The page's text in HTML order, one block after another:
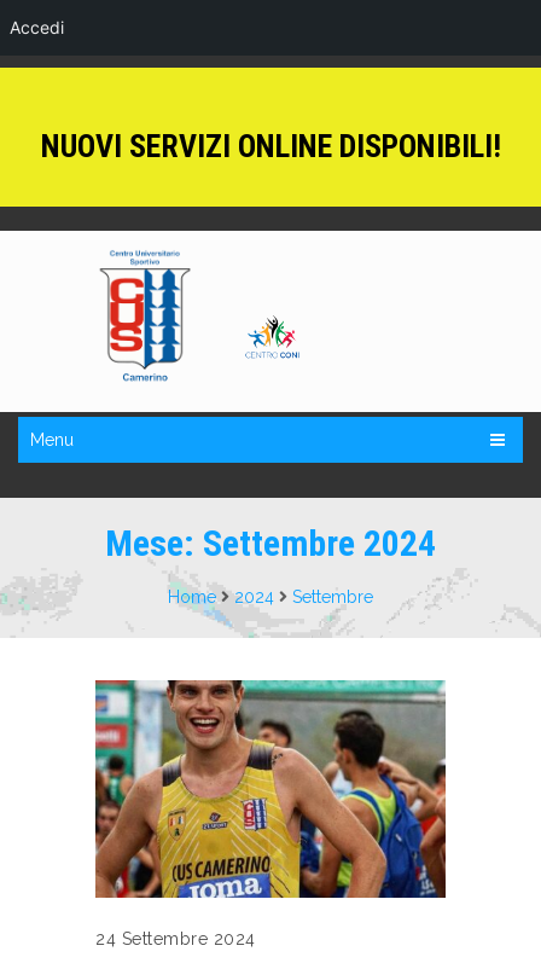
Accedi
NUOVI SERVIZI ONLINE DISPONIBILI!
Menu
Mese: Settembre 2024
Home 2024 Settembre
24 Settembre 2024